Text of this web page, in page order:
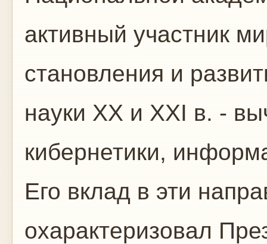
активный участник
становления и
науки ХХ и ХХI в. -
кибернетики,
Его вклад в эти
охарактеризовал